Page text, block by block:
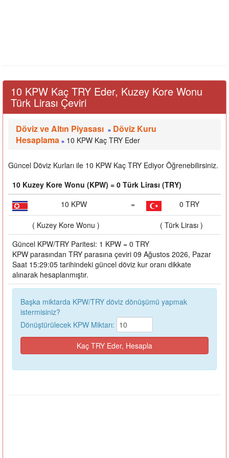
10 KPW Kaç TRY Eder, Kuzey Kore Wonu
Türk Lirası Çeviri
Döviz ve Altın Piyasası » Döviz Kuru
Hesaplama » 10 KPW Kaç TRY Eder
Güncel Döviz Kurları ile 10 KPW Kaç TRY Ediyor Öğrenebilirsiniz.
10 Kuzey Kore Wonu (KPW) = 0 Türk Lirası (TRY)
10 KPW
= 0 TRY
( Kuzey Kore Wonu )
( Türk Lirası )
Güncel KPW/TRY Paritesi: 1 KPW = 0 TRY
KPW parasından TRY parasına çeviri 09 Ağustos 2026, Pazar
Saat 15:29:05 tarihindeki güncel döviz kur oranı dikkate
alınarak hesaplanmıştır.
Başka miktarda KPW/TRY döviz dönüşümü yapmak
istermisiniz?
Dönüştürülecek KPW Miktarı: